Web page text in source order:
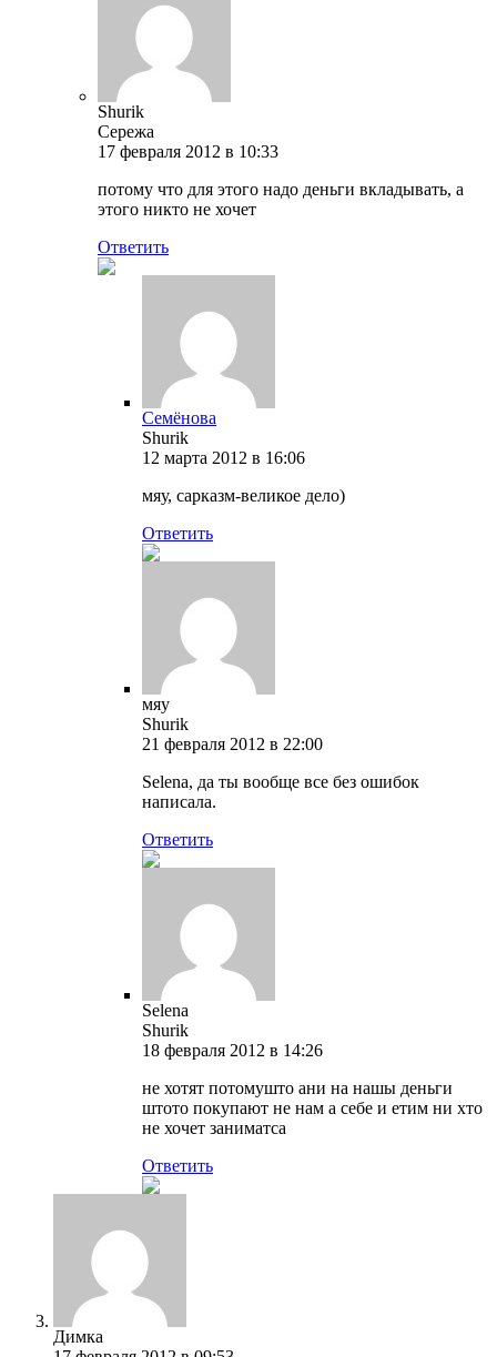
Shurik
Сережа
17 февраля 2012 в 10:33
потому что для этого надо деньги вкладывать, а
этого никто не хочет
Ответить
Семёнова
Shurik
12 марта 2012 в 16:06
мяу, сарказм-великое дело)
Ответить
мяу
Shurik
21 февраля 2012 в 22:00
Selena, да ты вообще все без ошибок
написала.
Ответить
Selena
Shurik
18 февраля 2012 в 14:26
не хотят потомушто ани на нашы деньги
штото покупают не нам а себе и етим ни хто
не хочет заниматса
Ответить
Димка